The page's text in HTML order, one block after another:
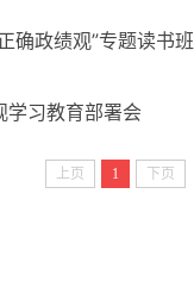
确政绩观”专题读书班
学习教育部署会
上页 1 下页